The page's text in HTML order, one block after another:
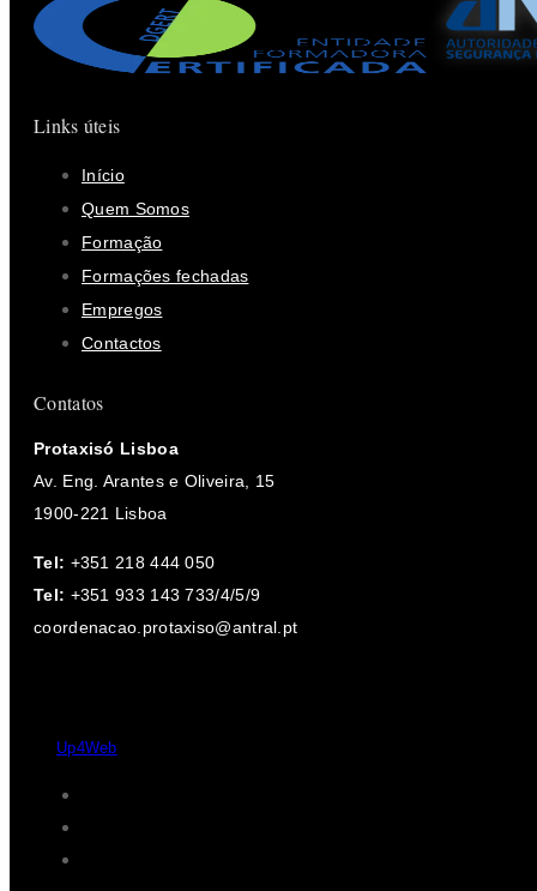
Links úteis
Início
Quem Somos
Formação
Formações fechadas
Empregos
Contactos
Contatos
Protaxisó Lisboa
Av. Eng. Arantes e Oliveira, 15
1900-221 Lisboa
Tel: +351 218 444 050
Tel: +351 933 143 733/4/5/9
coordenacao.protaxiso@antral.pt
Up4Web